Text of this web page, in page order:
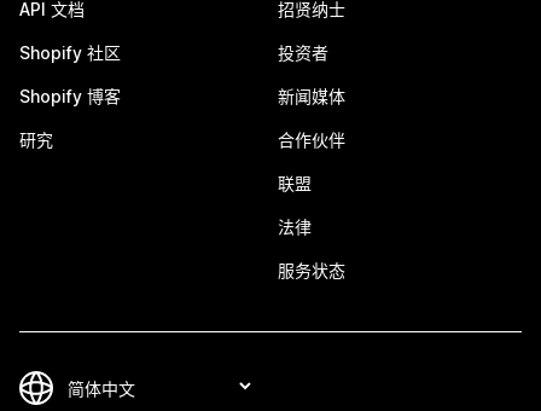
API 文档
Shopify 社区
Shopify 博客
研究
招贤纳士
投资者
新闻媒体
合作伙伴
联盟
法律
服务状态